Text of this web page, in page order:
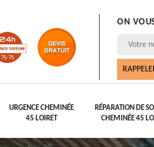
ON
URGENCE CHEMINÉE
45 LOIRET
RÉPARATION DE
CHEMINÉE 45